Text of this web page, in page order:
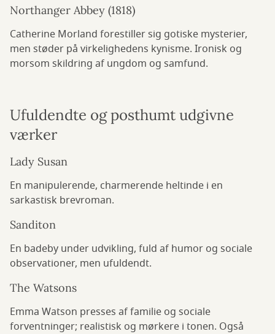
Northanger Abbey (1818)
Catherine Morland forestiller sig gotiske mysterier,
men støder på virkelighedens kynisme. Ironisk og
morsom skildring af ungdom og samfund.
Ufuldendte og posthumt udgivne
værker
Lady Susan
En manipulerende, charmerende heltinde i en
sarkastisk brevroman.
Sanditon
En badeby under udvikling, fuld af humor og sociale
observationer, men ufuldendt.
The Watsons
Emma Watson presses af familie og sociale
forventninger; realistisk og mørkere i tonen. Også